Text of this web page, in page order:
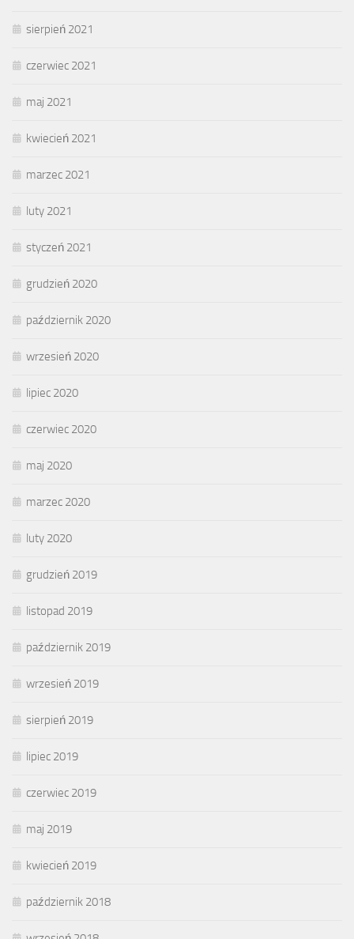
sierpień 2021
czerwiec 2021
maj 2021
kwiecień 2021
marzec 2021
luty 2021
styczeń 2021
grudzień 2020
październik 2020
wrzesień 2020
lipiec 2020
czerwiec 2020
maj 2020
marzec 2020
luty 2020
grudzień 2019
listopad 2019
październik 2019
wrzesień 2019
sierpień 2019
lipiec 2019
czerwiec 2019
maj 2019
kwiecień 2019
październik 2018